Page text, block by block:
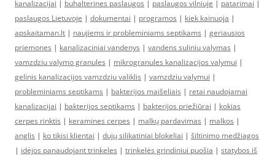
kanalizacijai | buhalterines paslaugos | paslaugos vilniuje | patarimai |
paslaugos Lietuvoje | dokumentai | programos | kiek kainuoja |
apskaitaman.lt | naujiems ir probleminiams septikams | geriausios
priemones | kanalizaciniai vandenys | vandens suliniu valymas |
vamzdziu valymo granules | mikrogranules kanalizacijos valymui |
gelinis kanalizacijos vamzdziu valiklis | vamzdziu valymui |
probleminiams septikams | bakterijos maišeliais | retai naudojamai
kanalizacijai | bakterijos septikams | bakterijos priežiūrai | kokias
cerpes rinktis | keramines cerpes | malkų pardavimas | malkos |
anglis | ko tikisi klientai | dujų silikatiniai blokeliai | šiltinimo medžiagos
| idėjos panaudojant trinkeles | trinkelės grindiniui puošia | statybos iš